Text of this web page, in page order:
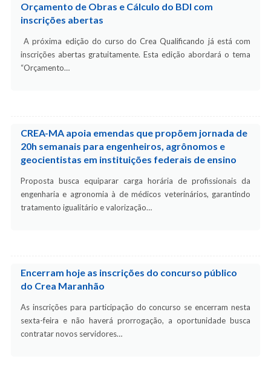
Orçamento de Obras e Cálculo do BDI com
inscrições abertas
A próxima edição do curso do Crea Qualificando já está com
inscrições abertas gratuitamente. Esta edição abordará o tema
“Orçamento…
CREA-MA apoia emendas que propõem jornada de
20h semanais para engenheiros, agrônomos e
geocientistas em instituições federais de ensino
Proposta busca equiparar carga horária de profissionais da
engenharia e agronomia à de médicos veterinários, garantindo
tratamento igualitário e valorização…
Encerram hoje as inscrições do concurso público
do Crea Maranhão
As inscrições para participação do concurso se encerram nesta
sexta-feira e não haverá prorrogação, a oportunidade busca
contratar novos servidores…